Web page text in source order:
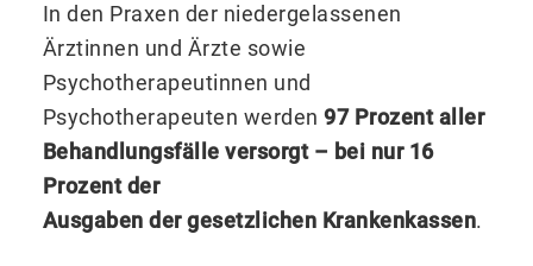
In den Praxen der niedergelassenen
Ärztinnen und Ärzte sowie
Psychotherapeutinnen und
Psychotherapeuten werden97 Prozent aller
Behandlungsfälle versorgt – bei nur 16
Prozent der
Ausgaben der gesetzlichen Krankenkassen.